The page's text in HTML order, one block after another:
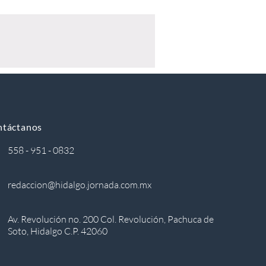
558 - 951 - 0832
redaccion@hidalgo.jornada.com.mx
Av. Revolución no. 200 Col. Revolución, Pachuca de
Soto, Hidalgo C.P. 42060